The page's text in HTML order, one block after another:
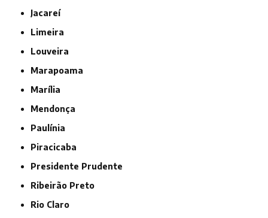
Jacareí
Limeira
Louveira
Marapoama
Marília
Mendonça
Paulínia
Piracicaba
Presidente Prudente
Ribeirão Preto
Rio Claro